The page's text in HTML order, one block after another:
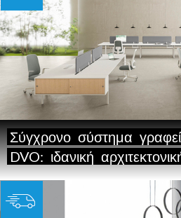
Σύγχρονο σύστημα
DVO: ιδανική